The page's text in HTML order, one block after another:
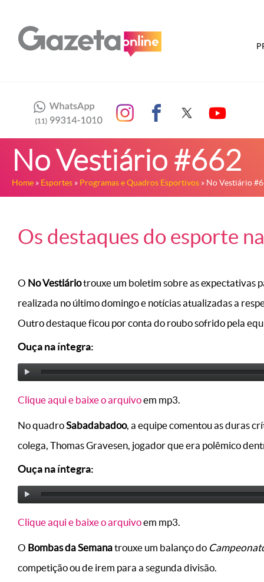
No Vestiário #662
Home » Esportes » Programas e Quadros Esportivos » No Vestiário
Os destaques do esporte
O No Vestiáriotrouxe um boletim sobre as expectativas
realizada no último domingo e notícias atualizadas a
Outro destaque ficou por conta do roubo sofrido pela
Ouça na íntegra:
Clique aqui e baixe o arquivoem mp3.
No quadroSabadabadoo, a equipe comentou as duras
colega, Thomas Gravesen, jogador que era polêmico
Ouça na íntegra:
Clique aqui e baixe o arquivoem mp3.
O Bombas da Semanatrouxe um balanço do
competição ou de irem para a segunda divisão.